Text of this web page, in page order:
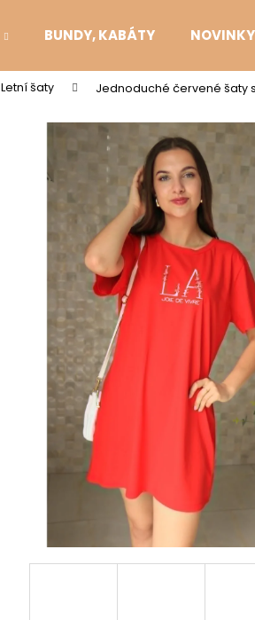
BUNDY, KABÁTY NOVINKY
Letní šaty Jednoduché červené šaty
Co potřebujete najít?
Doporučujeme
TMAVĚ BÉŽOVÁ PROUTĚNÁ KABELKA
699 Kč